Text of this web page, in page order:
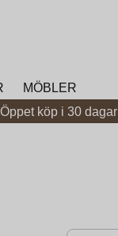
MÖBLER
Öppet köp i 30 dagar